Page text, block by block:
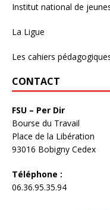
Institut national de
La Ligue
Les cahiers
CONTACT
FSU – Per Dir
Bourse du Travail
Place de la Libération
93016 Bobigny Cedex
Téléphone :
06.36.95.35.94